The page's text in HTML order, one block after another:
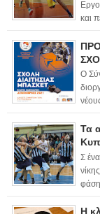
και
Ο
Τα
Σ
φάση
Η